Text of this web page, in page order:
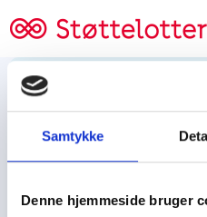
Samtykke
Denne hjemmeside bruger
Tjen
Tjen